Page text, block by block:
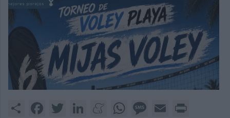
Share FacebookTwitter LinkedInMeneameWhatsAppMessage
Email